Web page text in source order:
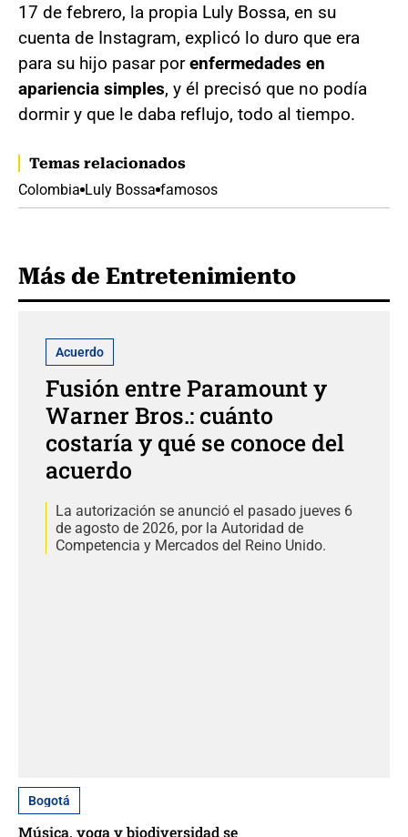
17 de febrero, la propia Luly Bossa, en su
cuenta de Instagram, explicó lo duro que era
para su hijo pasar porenfermedades en
apariencia simples, y él precisó que no podía
dormir y que le daba reflujo, todo al tiempo.
Temas relacionados
Colombia Luly Bossa famosos
Más de Entretenimiento
Acuerdo
Fusión entre Paramount y
Warner Bros.: cuánto
costaría y qué se conoce del
acuerdo
La autorización se anunció el pasado jueves 6
de agosto de 2026, por la Autoridad de
Competencia y Mercados del Reino Unido.
Bogotá
Música, yoga y biodiversidad se